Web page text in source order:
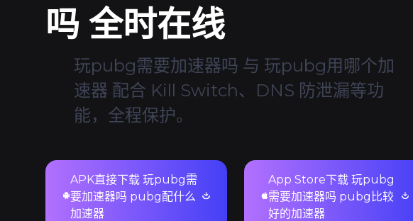
吗 全时在线
玩pubg需要加速器吗 与 玩pubg用哪个加
速器 配合 Kill Switch、DNS 防泄漏等功
能，全程保护。
APK直接下载 玩pubg需
要加速器吗 pubg配什么
加速器
App Store下载 玩pubg
需要加速器吗 pubg比较
好的加速器